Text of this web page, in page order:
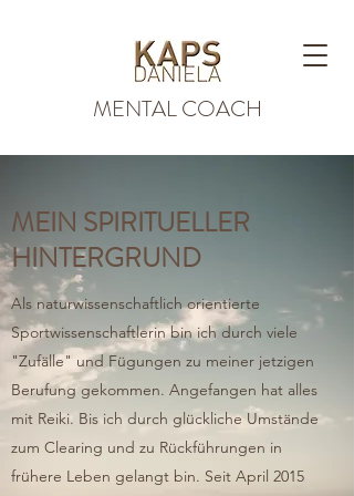
MENTAL COACH
MEIN SPIRITUELLER
HINTERGRUND
Als naturwissenschaftlich orientierte
Sportwissenschaftlerin bin ich durch viele
"Zufälle" und Fügungen zu meiner jetzigen
Berufung gekommen. Angefangen hat alles
mit Reiki. Bis ich durch glückliche Umstände
zum Clearing und zu Rückführungen in
frühere Leben gelangt bin. Seit April 2015